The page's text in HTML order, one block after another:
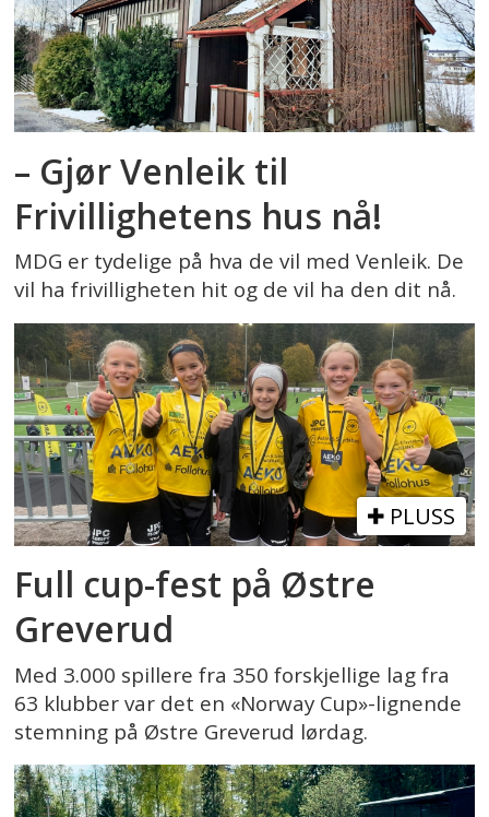
– Gjør Venleik til
Frivillighetens hus nå!
MDG er tydelige på hva de vil med Venleik. De
vil ha frivilligheten hit og de vil ha den dit nå.
PLUSS
Full cup-fest på Østre
Greverud
Med 3.000 spillere fra 350 forskjellige lag fra
63 klubber var det en «Norway Cup»-lignende
stemning på Østre Greverud lørdag.